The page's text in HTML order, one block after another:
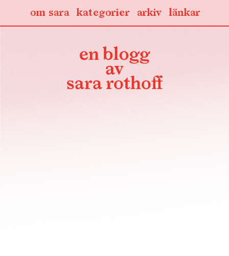
länkar
arkiv
kategorier
om sara